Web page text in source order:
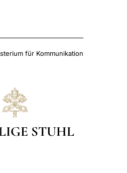
für Kommunikation
STUHL